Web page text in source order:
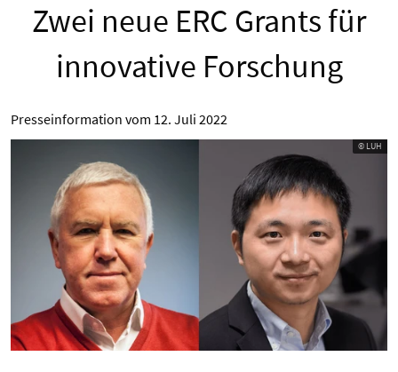
Zwei neue ERC Grants für
innovative Forschung
Presseinformation vom 12. Juli 2022
© LUH